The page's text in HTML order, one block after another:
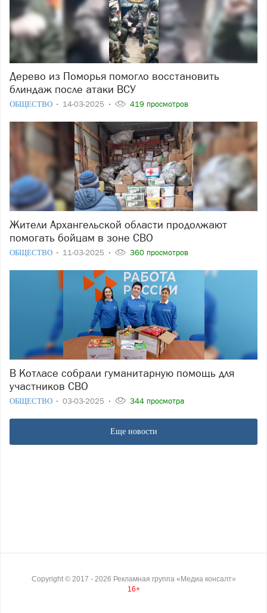
Дерево из Поморья помогло восстановить
блиндаж после атаки ВСУ
ОБЩЕСТВО 14-03-2025 419 просмотров
Жители Архангельской области продолжают
помогать бойцам в зоне СВО
ОБЩЕСТВО 11-03-2025 360 просмотров
В Котласе собрали гуманитарную помощь для
участников СВО
ОБЩЕСТВО 03-03-2025 344 просмотра
Еще новости
Copyright © 2017 - 2026 Рекламная группа «Медиа консалт»
16+